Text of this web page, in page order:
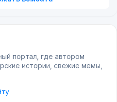
(Польша)
Сибири. Игра
пастой, покрыто лаком,
см. выше и
deloto_51
портал, где автором
истории, свежие мемы,